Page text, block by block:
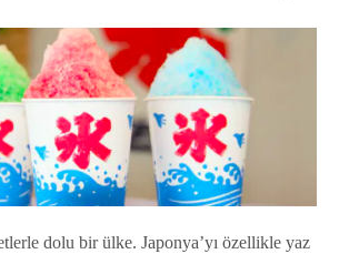
dolu bir ülke. Japonya’yı özellikle yaz